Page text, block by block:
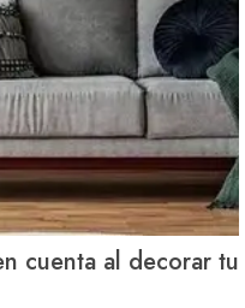
cuenta al decorar tu